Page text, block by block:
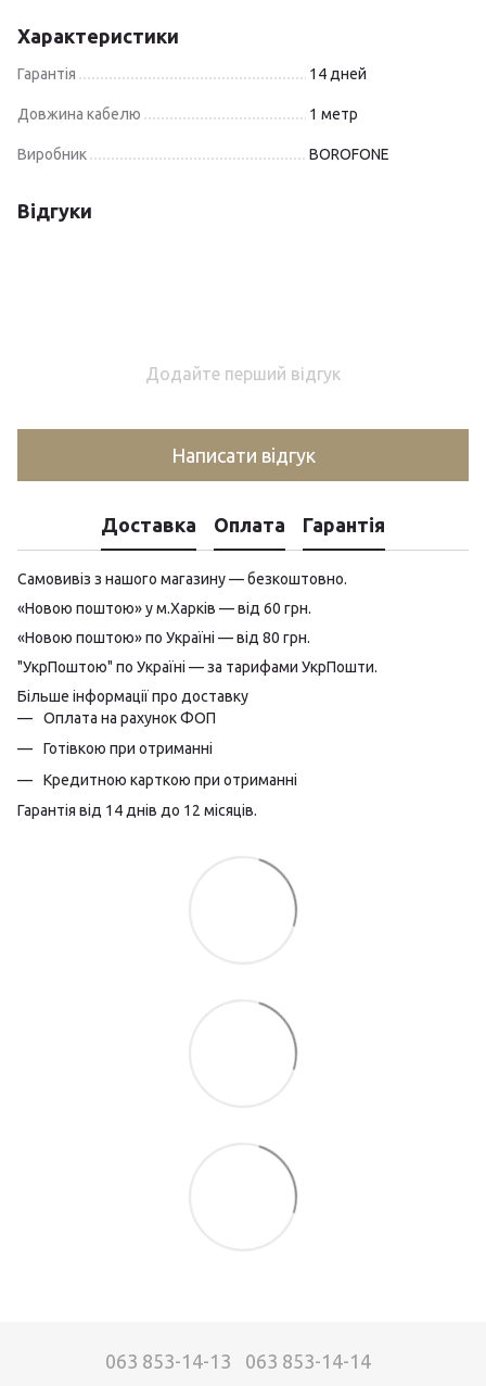
Характеристики
Гарантія 14 дней
Довжина кабелю 1 метр
Виробник BOROFONE
Відгуки
Додайте перший відгук
Написати відгук
Доставка Оплата Гарантія
Самовивіз з нашого магазину — безкоштовно.
«Новою поштою» у м.Харків — від 60 грн.
«Новою поштою» по Україні — від 80 грн.
"УкрПоштою" по Україні — за тарифами УкрПошти.
Більше інформації про доставку
Оплата на рахунок ФОП
Готівкою при отриманні
Кредитною карткою при отриманні
Гарантія від 14 днів до 12 місяців.
063 853-14-13 063 853-14-14